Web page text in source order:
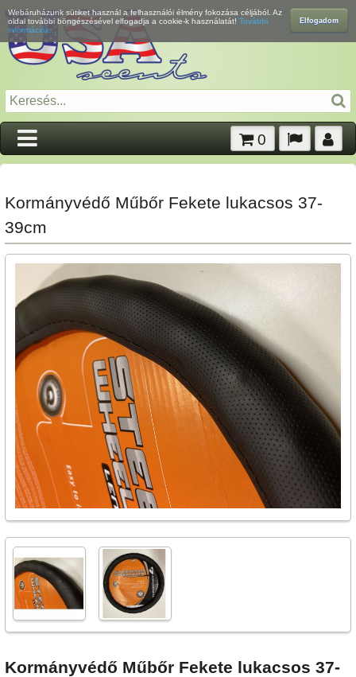
Elfogadom
Webáruházunk sütiket használ a felhasználói élmény fokozása céljából. Az
oldal további böngészésével elfogadja a cookie-k használatát! További
információk...
0
Kormányvédő Műbőr Fekete lukacsos 37-
39cm
Kormányvédő Műbőr Fekete lukacsos 37-